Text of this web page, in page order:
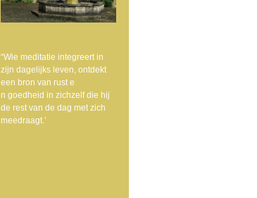
“Wie meditatie integreert in
zijn dagelijks leven, ontdekt
een bron van rust e
n goedheid in zichzelf die hij
de rest van de dag met zich
meedraagt.’